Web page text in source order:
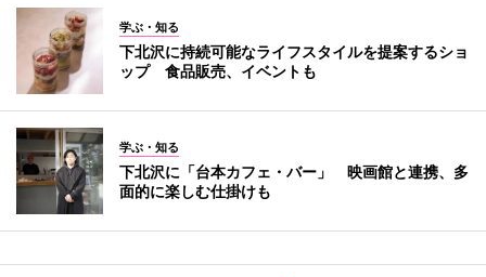
学ぶ・知る
下北沢に持続可能なライフスタイルを提案するショ
ップ 食品販売、イベントも
学ぶ・知る
下北沢に「台本カフェ・バー」 映画館と連携、多
面的に楽しむ仕掛けも